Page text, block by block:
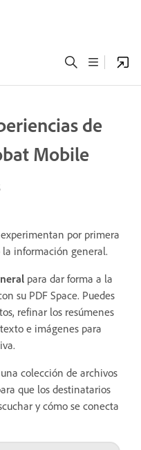
de
Mobile
por primera
la información general.
para dar forma a la
su PDF Space. Puedes
refinar los resúmenes
e imágenes para
colección de archivos
que los destinatarios
y cómo se conecta